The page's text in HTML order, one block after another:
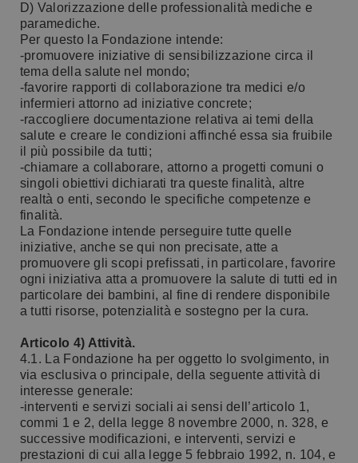
D) Valorizzazione delle professionalità mediche e
paramediche.
Per questo la Fondazione intende:
-promuovere iniziative di sensibilizzazione circa il
tema della salute nel mondo;
-favorire rapporti di collaborazione tra medici e/o
infermieri attorno ad iniziative concrete;
-raccogliere documentazione relativa ai temi della
salute e creare le condizioni affinché essa sia fruibile
il più possibile da tutti;
-chiamare a collaborare, attorno a progetti comuni o
singoli obiettivi dichiarati tra queste finalità, altre
realtà o enti, secondo le specifiche competenze e
finalità.
La Fondazione intende perseguire tutte quelle
iniziative, anche se qui non precisate, atte a
promuovere gli scopi prefissati, in particolare, favorire
ogni iniziativa atta a promuovere la salute di tutti ed in
particolare dei bambini, al fine di rendere disponibile
a tutti risorse, potenzialità e sostegno per la cura.
Articolo 4) Attività.
4.1. La Fondazione ha per oggetto lo svolgimento, in
via esclusiva o principale, della seguente attività di
interesse generale:
-interventi e servizi sociali ai sensi dell’articolo 1,
commi 1 e 2, della legge 8 novembre 2000, n. 328, e
successive modificazioni, e interventi, servizi e
prestazioni di cui alla legge 5 febbraio 1992, n. 104, e